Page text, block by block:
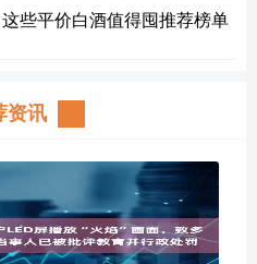
些平价白酒值得囤推荐榜单
资讯